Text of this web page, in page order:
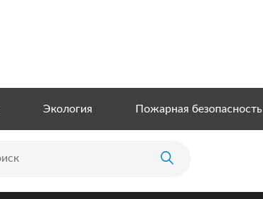
Экология Пожарная безопасность